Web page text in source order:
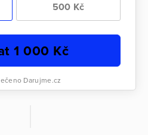
500 Kč
1 000 Kč
Darujme.cz